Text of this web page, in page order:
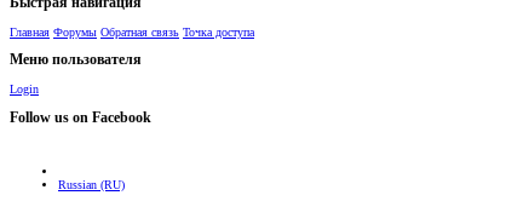
Главная Форумы Обратная связь Точка доступа
Меню пользователя
Login
Follow us on Facebook
Russian (RU)